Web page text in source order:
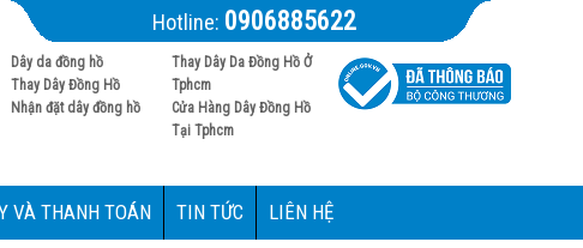
Hotline: 0906885622
Dây da đồng hồ
Thay Dây Đồng Hồ
Nhận đặt dây đồng hồ
Thay Dây Da Đồng Hồ Ở
Tphcm
Cửa Hàng Dây Đồng Hồ
Tại Tphcm
VÀ THANH TOÁN TIN TỨC LIÊN HỆ